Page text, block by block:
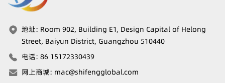
地址: Room 902, Building E1, Design Capital of Helong
Street, Baiyun District, Guangzhou 510440
电话: 86 15172330439
网上商城: mac@shifengglobal.com